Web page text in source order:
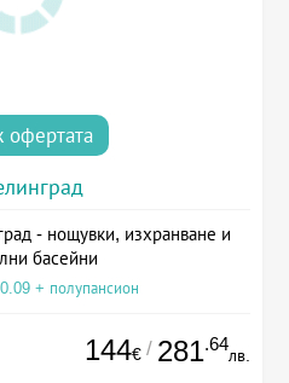
офертата
- нощувки, изхранване и
басейни
+ полупансион
144€ / 281.64
лв.